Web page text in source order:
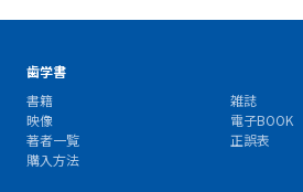
歯学書
書籍
雑誌
映像
電子BOOK
著者一覧
正誤表
購入方法